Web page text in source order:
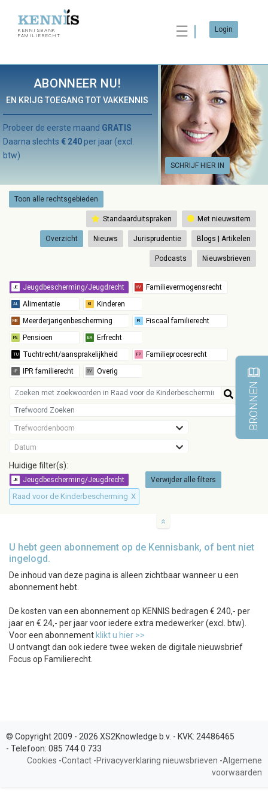
KENNISBANK
FAMILIERECHT
☰ Login
ABONNEER NU!
EN KRIJG TOEGANG TOT VAKKENNIS
SCHRIJF HIER IN
Probeer de eerste maand GRATIS
Daarna slechts € 240 per jaar (excl.
btw)
Toon alle rechtsgebieden
Standaarduitspraken Met nieuwsitem
Overzicht Nieuws Jurisprudentie Blogs | Artikelen
Podcasts Nieuwsbrieven
Trefwoordenboom
Datum
Huidige filter(s):
Raad voor de Kinderbescherming X
Verwijder alle filters
U hebt geen abonnement op de Kennisbank, of bent niet
ingelogd.
De inhoud van deze pagina is alleen zichtbaar wanneer u een
abonnement hebt.
De kosten van een abonnement op KENNIS bedragen € 240,- per
jaar en € 24,- per jaar voor iedere extra medewerker (excl. btw).
Voor een abonnement klikt u hier >>
U ontvangt dan ook iedere twee weken de digitale nieuwsbrief
Focus op Familierecht.
BRONNEN
© Copyright 2009 - 2026 XS2Knowledge b.v. - KVK: 24486465
- Telefoon: 085 744 0 733
Cookies -Contact -Privacyverklaring nieuwsbrieven -Algemene
voorwaarden